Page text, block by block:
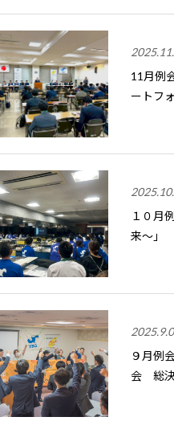
11月例
ートフ
１０月
来～」
９月例
会 総決